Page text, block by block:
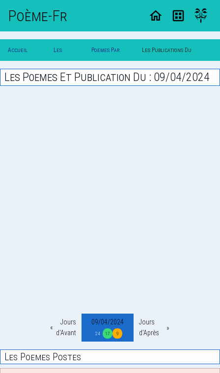
Poème-Fr
Accueil
Poesie
Les
Poesies
Poemes Par Les Publications Du
09/04/2024
Les Poemes Et Publication Du : 09/04/2024
Jours
d'Avant
09/04/2024
24 17 9
Jours
d'Après
Les Poemes Postes